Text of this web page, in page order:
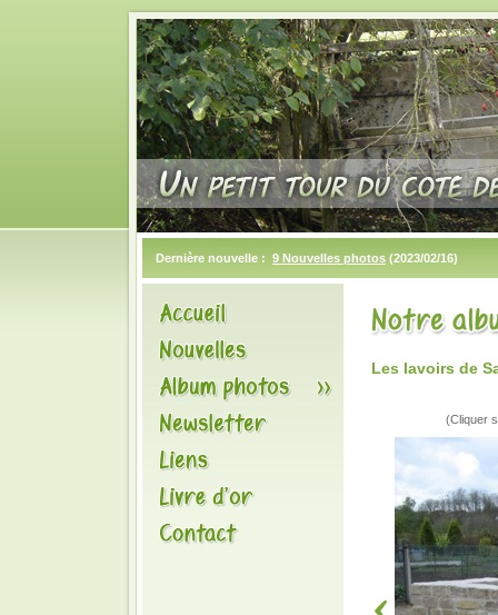
Dernière nouvelle : 9 Nouvelles photos (2023/02/16)
Les lavoirs de
(Cliquer